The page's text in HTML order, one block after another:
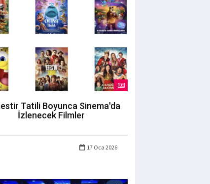
Tatili Boyunca Sinema'da
İzlenecek Filmler
17 Oca 2026